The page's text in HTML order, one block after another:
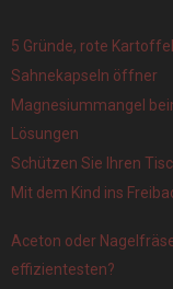
5 Gründe, rote
Sahnekapseln öffner
Magnesiummangel
Lösungen
Schützen Sie Ihren
Mit dem Kind ins
Aceton oder
effizientesten?